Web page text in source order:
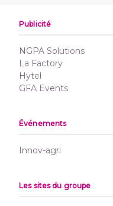
Publicité
NGPA Solutions
La Factory
Hytel
GFA Events
Événements
Innov-agri
Les sites du groupe